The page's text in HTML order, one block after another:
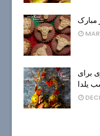
مبارک
برای
یلدا